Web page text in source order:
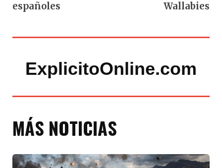
españoles
Wallabies
ExplicitoOnline.com
MÁS NOTICIAS